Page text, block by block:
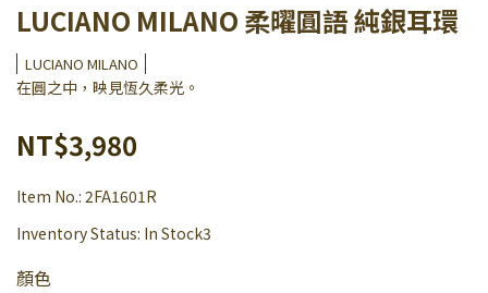
LUCIANO MILANO 柔曜圓語 純銀耳環
LUCIANO MILANO
在圓之中，映見恆久柔光。
NT$3,980
Item No.: 2FA1601R
Inventory Status: In Stock3
顏色